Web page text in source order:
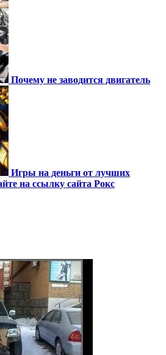
Почему не заводится двигатель
Игры на деньги от лучших
на ссылку сайта Рокс